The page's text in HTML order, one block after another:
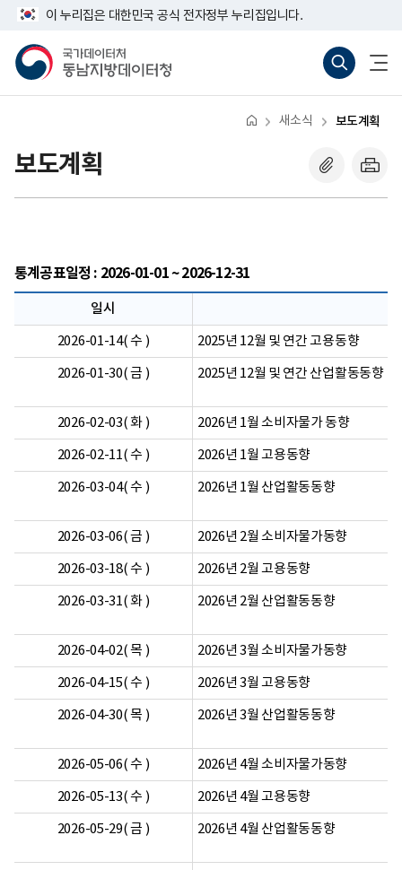
뛰
이 누리집은 대한민국 공식 전자정부 누리집입니다.
터
바
(새
기)
열
새소식 보도계획
보도계획
통계공표일정 : 2026-01-01 ~ 2026-12-31
일시
2026-01-14( 수 ) 2025년 12월 및 연간 고용동향
2026-01-30( 금 ) 2025년 12월 및 연간 산업활동동향
2026-02-03( 화 ) 2026년 1월 소비자물가 동향
2026-02-11( 수 ) 2026년 1월 고용동향
2026-03-04( 수 ) 2026년 1월 산업활동동향
2026-03-06( 금 ) 2026년 2월 소비자물가동향
2026-03-18( 수 ) 2026년 2월 고용동향
2026-03-31( 화 ) 2026년 2월 산업활동동향
2026-04-02( 목 ) 2026년 3월 소비자물가동향
2026-04-15( 수 ) 2026년 3월 고용동향
2026-04-30( 목 ) 2026년 3월 산업활동동향
2026-05-06( 수 ) 2026년 4월 소비자물가동향
2026-05-13( 수 ) 2026년 4월 고용동향
2026-05-29( 금 ) 2026년 4월 산업활동동향